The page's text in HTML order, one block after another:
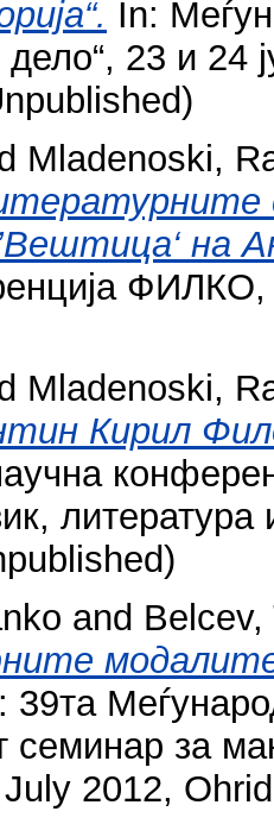
In:
дело“, 23 и 24
Mladenoski,
на
Mladenoski,
Кирил
and Belcev,
39та
семинар за
July 2012,